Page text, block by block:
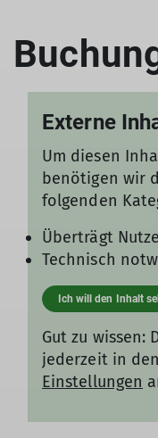
Externe
Um diesen
benötigen wir
folgenden
Überträgt
Technisch
Ich will den Inhalt
Gut zu wissen:
jederzeit in den
Einstellungen